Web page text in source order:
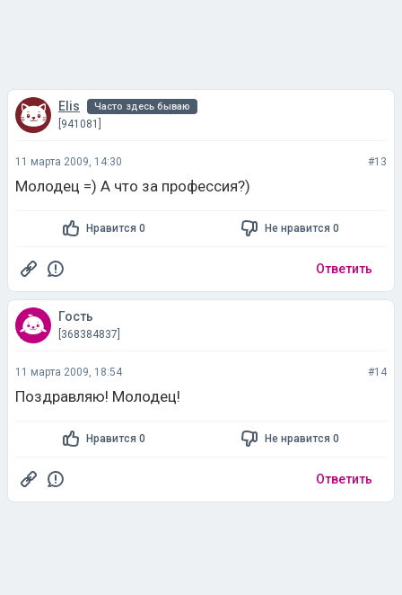
Elis Часто здесь бываю
[941081]
11 марта 2009, 14:30 #13
Молодец =) А что за профессия?)
Нравится 0 Не нравится 0
Ответить
Гость
[368384837]
11 марта 2009, 18:54 #14
Поздравляю! Молодец!
Нравится 0 Не нравится 0
Ответить